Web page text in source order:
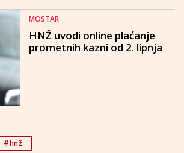
MOSTAR
HNŽ uvodi online plaćanje
prometnih kazni od 2. lipnja
#hnž